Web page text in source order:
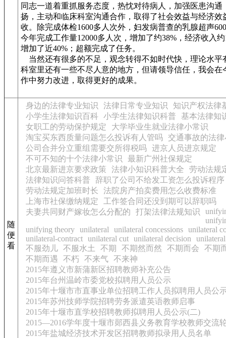
同志一道着重抓服务态度，热忱对待病人，加强医患沟通
扬，主动和临床科室沟通合作，取得了社会效益与经济效
收。除完成体检1600多人次外，妇发病普查的乳腺超声
今年完成工作量12000多人次，增加了约38%，经济收入
增加了近40%；超额完成了任务。
当然还有很多的不足，观念转得不如时代快，理论水平
科室里还有一些不尽人意的地方，但请领导信任，我会在
作中努力改进，取得更好的成果。
随
便
看
身边的法律专业知识 法律日常专业知识
知识产权法律
小学生法律知识百科 小学生法律知识科普
基本法律知
女职工的劳动保护规定
大学毕业生就业法律小常识
淘宝买东西质量问题怎么投诉有人管吗 交通事故的法
公司合并分立重组需要交所得税吗 进京人员进京规定
不可不知的十个法律小常识
最新广州社保规定
北京最新进京要求政策
法律小知识科普大全
劳动法规
法律知识问答科普
辞职了公司不给发工资怎么投诉程序
劳动法规定加班时长
法院房产拍卖费用怎么收费标准
上海市社保缴纳规定
工作签合同还没到期可以辞职吗
夫妻共同财产嫁妆怎么分配的
打架法律法规知识
unifying theory unilateral unilateral concessions unilateral
unilateral-contract unilateral cut unilateral decision
不服劲儿 不服水土 不期 不期然而然 不期而会
不期
不期而遇
不朽 不来气 不来神
2015年遵义市新蒲新区招聘教师补充公告
2015年台州温岭市委党校拟聘用人员公示
2015年十堰市市直事业单位招聘工作人员拟聘用人员公
2015年苏州技师学院招聘劳务派遣英语教师启事
2015年十堰市直学校招聘教师拟聘用人员公示(二)
2015—2016学年度十堰市郧西县义务教育学校教师交流
2015年盐城经济技术开发区招聘教师拟录用人员名单